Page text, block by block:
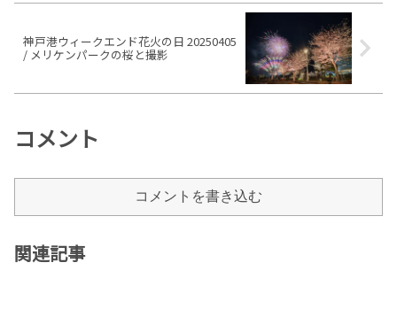
神戸港ウィークエンド花火の日 20250405
/ メリケンパークの桜と撮影
コメント
コメントを書き込む
関連記事